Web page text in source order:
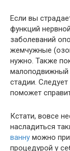
Если вы
функций
заболеваний
жемчужные
нужно. Также
малоподвижный
стадии.
поможет
Кстати, вовсе
насладиться
ванну можно
процедурой у